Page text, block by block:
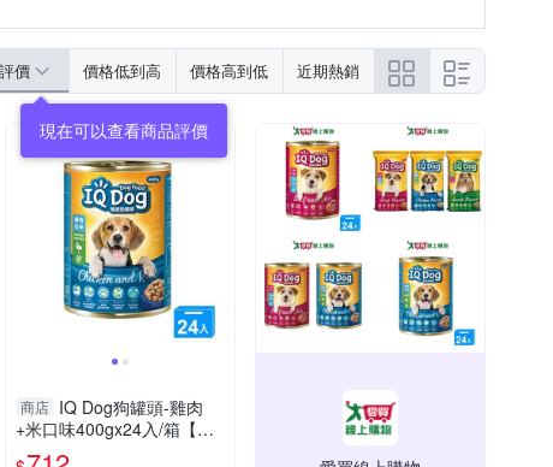
評價 價格低到高 價格高到低 近期熱銷
現在可以查看商品評價
商店 IQ Dog狗罐頭-雞肉
+米口味400gx24入/箱【愛
買】